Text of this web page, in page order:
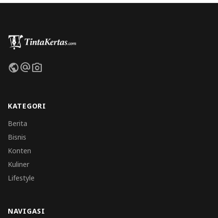
publicalternate_emailphoto_camera
KATEGORI
Berita
Bisnis
Konten
Kuliner
Lifestyle
NAVIGASI